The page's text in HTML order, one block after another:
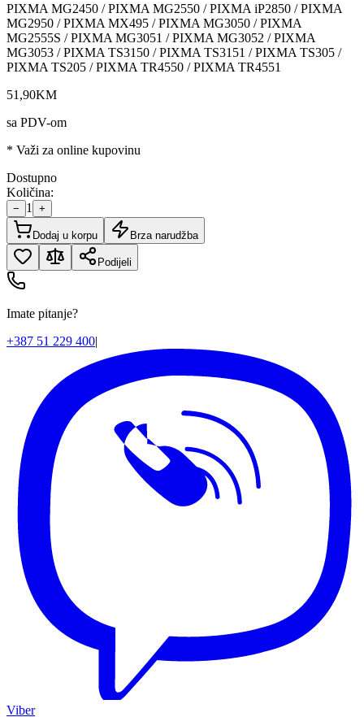
PIXMA MG2450 / PIXMA MG2550 / PIXMA iP2850 / PIXMA
MG2950 / PIXMA MX495 / PIXMA MG3050 / PIXMA
MG2555S / PIXMA MG3051 / PIXMA MG3052 / PIXMA
MG3053 / PIXMA TS3150 / PIXMA TS3151 / PIXMA TS305 /
PIXMA TS205 / PIXMA TR4550 / PIXMA TR4551
51 ,90KM
sa PDV-om
* Važi za online kupovinu
Dostupno
Količina:
− 1 +
Dodaj u korpu Brza narudžba
Podijeli
Imate pitanje?
+387 51 229 400|
Viber